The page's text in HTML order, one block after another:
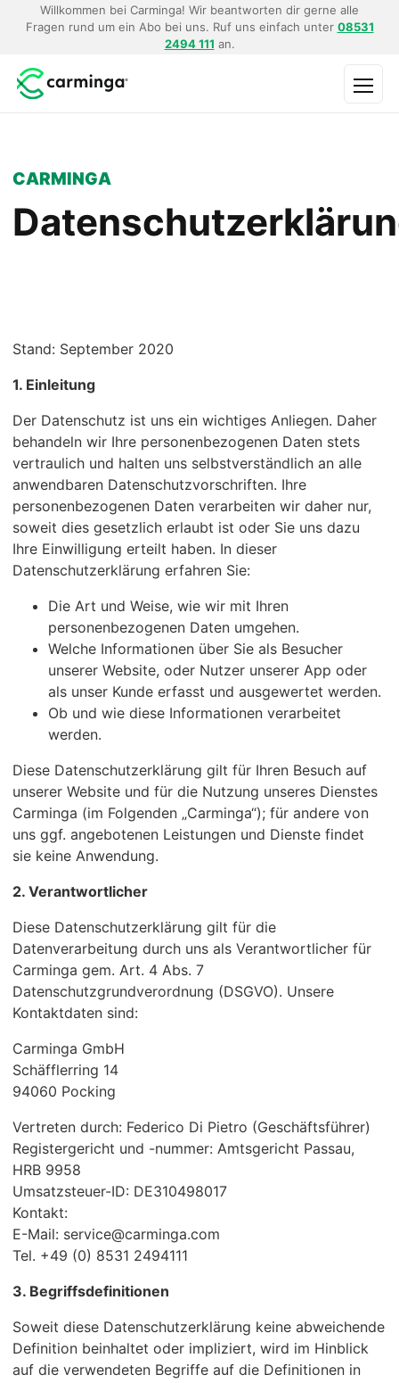
Willkommen bei Carminga! Wir beantworten dir gerne alle
Fragen rund um ein Abo bei uns. Ruf uns einfach unter 08531
2494 111 an.
CARMINGA
Stand: September 2020
1. Einleitung
Der Datenschutz ist uns ein wichtiges Anliegen. Daher
behandeln wir Ihre personenbezogenen Daten stets
vertraulich und halten uns selbstverständlich an alle
anwendbaren Datenschutzvorschriften. Ihre
personenbezogenen Daten verarbeiten wir daher nur,
soweit dies gesetzlich erlaubt ist oder Sie uns dazu
Ihre Einwilligung erteilt haben. In dieser
Datenschutzerklärung erfahren Sie:
Die Art und Weise, wie wir mit Ihren
personenbezogenen Daten umgehen.
Welche Informationen über Sie als Besucher
unserer Website, oder Nutzer unserer App oder
als unser Kunde erfasst und ausgewertet werden.
Ob und wie diese Informationen verarbeitet
werden.
Diese Datenschutzerklärung gilt für Ihren Besuch auf
unserer Website und für die Nutzung unseres Dienstes
Carminga (im Folgenden „Carminga“); für andere von
uns ggf. angebotenen Leistungen und Dienste findet
sie keine Anwendung.
2. Verantwortlicher
Diese Datenschutzerklärung gilt für die
Datenverarbeitung durch uns als Verantwortlicher für
Carminga gem. Art. 4 Abs. 7
Datenschutzgrundverordnung (DSGVO). Unsere
Kontaktdaten sind:
Carminga GmbH
Schäfflerring 14
94060 Pocking
Vertreten durch: Federico Di Pietro (Geschäftsführer)
Registergericht und -nummer: Amtsgericht Passau,
HRB 9958
Umsatzsteuer-ID: DE310498017
Kontakt:
E-Mail: service@carminga.com
Tel. +49 (0) 8531 2494111
3. Begriffsdefinitionen
Soweit diese Datenschutzerklärung keine abweichende
Definition beinhaltet oder impliziert, wird im Hinblick
auf die verwendeten Begriffe auf die Definitionen in